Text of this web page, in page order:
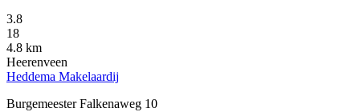
3.8
18
4.8 km
Heerenveen
Heddema Makelaardij
Burgemeester Falkenaweg 10